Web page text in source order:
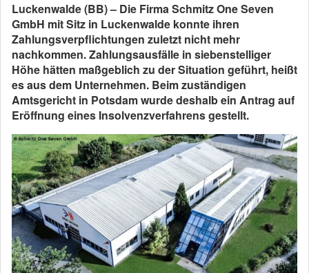
Luckenwalde (BB) – Die Firma Schmitz One Seven
GmbH mit Sitz in Luckenwalde konnte ihren
Zahlungsverpflichtungen zuletzt nicht mehr
nachkommen. Zahlungsausfälle in siebenstelliger
Höhe hätten maßgeblich zu der Situation geführt, heißt
es aus dem Unternehmen. Beim zuständigen
Amtsgericht in Potsdam wurde deshalb ein Antrag auf
Eröffnung eines Insolvenzverfahrens gestellt.